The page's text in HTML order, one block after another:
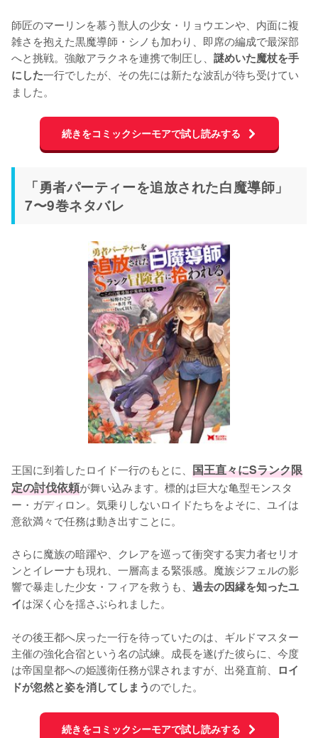
師匠のマーリンを慕う獣人の少女・リョウエンや、内面に複
雑さを抱えた黒魔導師・シノも加わり、即席の編成で最深部
へと挑戦。強敵アラクネを連携で制圧し、 謎めいた魔杖を手
にした一行でしたが、その先には新たな波乱が待ち受けてい
ました。
続きをコミックシーモアで試し読みする
「勇者パーティーを追放された白魔導師」
7〜9巻ネタバレ
王国に到着したロイド一行のもとに、 国王直々にSランク限
定の討伐依頼が舞い込みます。標的は巨大な亀型モンスタ
ー・ガディロン。気乗りしないロイドたちをよそに、ユイは
意欲満々で任務は動き出すことに。
さらに魔族の暗躍や、クレアを巡って衝突する実力者セリオ
ンとイレーナも現れ、一層高まる緊張感。魔族ジフェルの影
響で暴走した少女・フィアを救うも、 過去の因縁を知ったユ
イは深く心を揺さぶられました。
その後王都へ戻った一行を待っていたのは、ギルドマスター
主催の強化合宿という名の試練。成長を遂げた彼らに、今度
は帝国皇都への姫護衛任務が課されますが、出発直前、 ロイ
ドが忽然と姿を消してしまうのでした。
続きをコミックシーモアで試し読みする